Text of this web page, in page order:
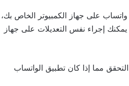
على جهاز الكمبيوتر الخاص بك،
إجراء نفس التعديلات على جهاز
مما إذا كان تطبيق الواتساب